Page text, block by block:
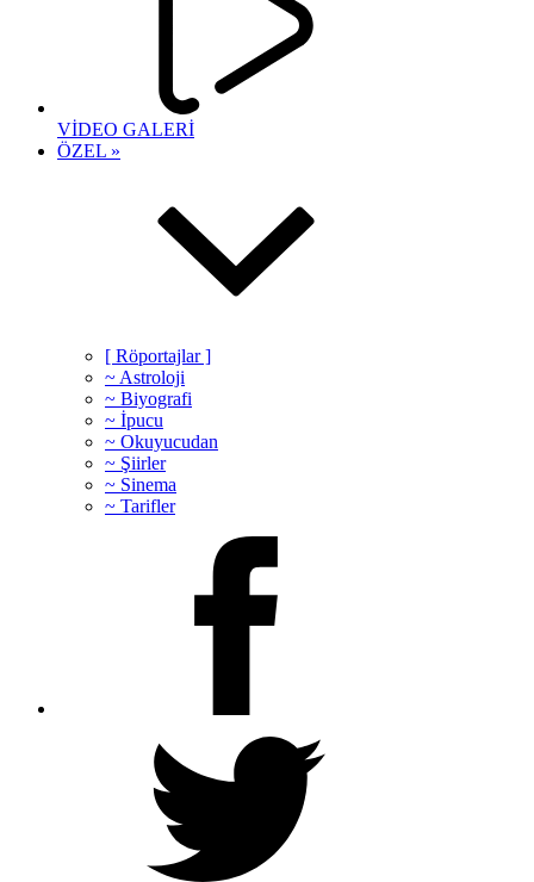
VİDEO GALERİ
ÖZEL »
[ Röportajlar ]
~ Astroloji
~ Biyografi
~ İpucu
~ Okuyucudan
~ Şiirler
~ Sinema
~ Tarifler